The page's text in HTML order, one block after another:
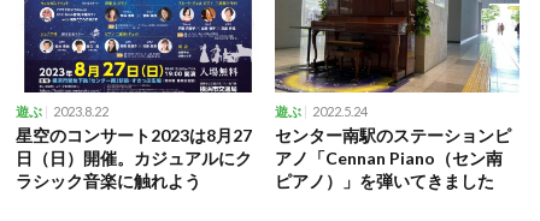
遊ぶ 2023.8.22
星空のコンサート2023は8月27
日（日）開催。カジュアルにク
ラシック音楽に触れよう
遊ぶ 2022.5.24
センター南駅のステーションピ
アノ「Cennan Piano（セン南
ピアノ）」を弾いてきました